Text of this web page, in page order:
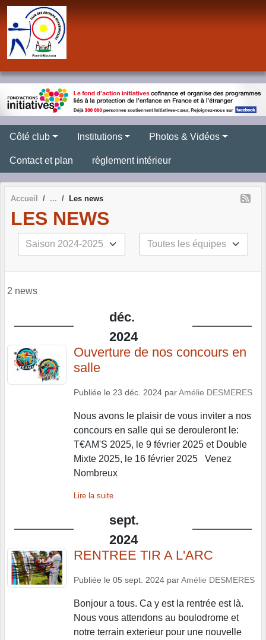
Côté club Institutions Photos & Vidéos
Contact et plan règlement intérieur
Accueil Les news
LES NEWS
2 news
déc.
2024
Ouverture de nos concours en
salle
Publiée le 23 déc. 2024 parAmélie DESMERES
Nous avons le plaisir de vous inviter a nos
concours en salle qui se derouleront le:
T€AM'S 2025, le 9 février 2025 et Double
Mixte 2025, le 16 février 2025 Venez
Nombreux
Lire la suite
sept.
2024
RENTREE TIR A L'ARC
Publiée le 05 sept. 2024 parAmélie DESMERES
Bonjour a tous. Ca y est la rentrée est là.
Nous vous attendons au boulodrome et
notre terrain exterieur pour une nouvelle
Panneau de gestion des cookies